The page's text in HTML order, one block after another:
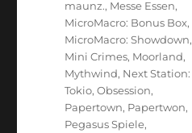
maunz., Messe Essen,
MicroMacro: Bonus Box,
MicroMacro: Showdown,
Mini Crimes, Moorland,
Mythwind, Next Station:
Tokio,Obsession,
Papertown, Papertwon,
Pegasus Spiele,